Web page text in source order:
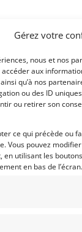
Gérez votre
nous et nos
aux
qu’à nos
ou des ID
ou retirer son
ce qui précède ou
Vous pouvez
utilisant les
en bas de l’écran.